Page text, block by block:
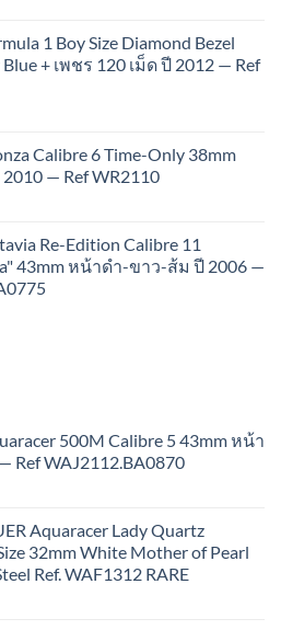
1 Boy Size Diamond Bezel
+ เพชร 120 เม็ด ปี 2012 — Ref
Calibre 6 Time-Only 38mm
2010 — Ref WR2110
Re-Edition Calibre 11
43mm หน้าดำ-ขาว-ส้ม ปี 2006 —
500M Calibre 5 43mm หน้า
Ref WAJ2112.BA0870
Aquaracer Lady Quartz
32mm White Mother of Pearl
Ref. WAF1312 RARE